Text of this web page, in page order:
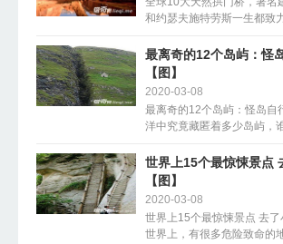
和约瑟夫施特劳斯一生都致
然......
最离奇的12个岛屿：怪
【图】
2020-03-08
最离奇的12个岛屿：怪岛自
洋中究竟藏匿着多少岛屿，
岛屿却因其神......
世界上15个最惊悚景点
【图】
2020-03-08
世界上15个最惊悚景点 去
世界上，有很多危险致命的